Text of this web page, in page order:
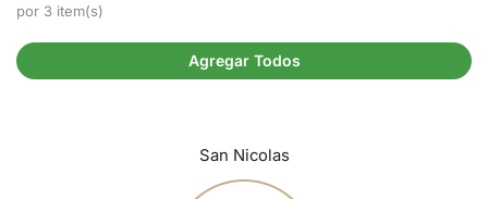
por 3 item(s)
Agregar Todos
San Nicolas